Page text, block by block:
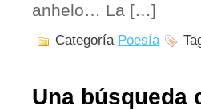
anhelo… La […]
Categoría Poesía
Una búsqueda